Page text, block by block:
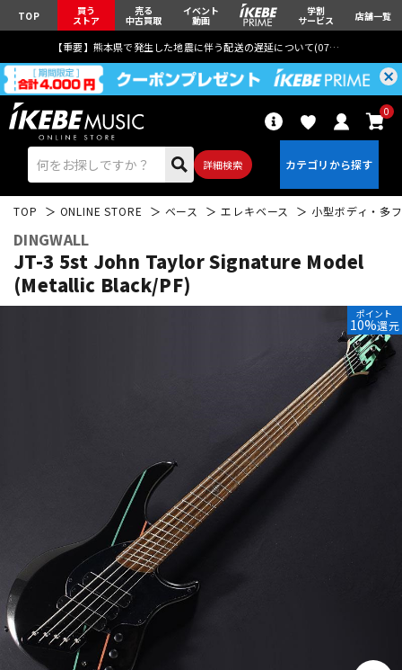
TOP 買う
ストア
売る
中古買取
イベント
動画
学割
サービス 店舗一覧
【重要】熊本県で発生した地震に伴う配送の遅延について(07月29日
詳細検索
0
パーカッション
キーボード
管楽器
アンプ
TOP ONLINE STORE ベース エレキベース 小型ボディ・多
DINGWALL
JT-3 5st John Taylor Signature Model
(Metallic Black/PF)
ポイント
10%還元